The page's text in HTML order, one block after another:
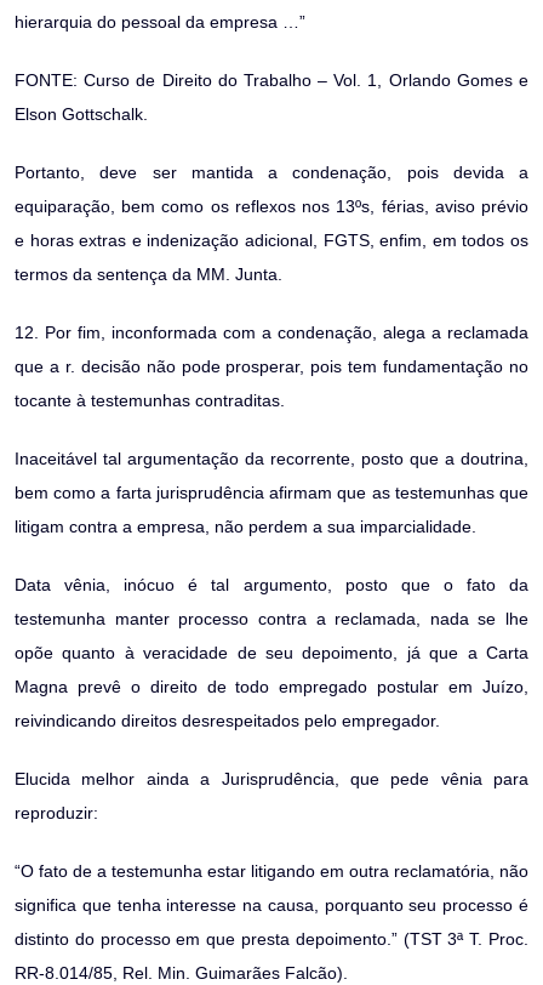
hierarquia do pessoal da empresa …”
FONTE: Curso de Direito do Trabalho – Vol. 1, Orlando Gomes e
Elson Gottschalk.
Portanto, deve ser mantida a condenação, pois devida a
equiparação, bem como os reflexos nos 13ºs, férias, aviso prévio
e horas extras e indenização adicional, FGTS, enfim, em todos os
termos da sentença da MM. Junta.
12. Por fim, inconformada com a condenação, alega a reclamada
que a r. decisão não pode prosperar, pois tem fundamentação no
tocante à testemunhas contraditas.
Inaceitável tal argumentação da recorrente, posto que a doutrina,
bem como a farta jurisprudência afirmam que as testemunhas que
litigam contra a empresa, não perdem a sua imparcialidade.
Data vênia, inócuo é tal argumento, posto que o fato da
testemunha manter processo contra a reclamada, nada se lhe
opõe quanto à veracidade de seu depoimento, já que a Carta
Magna prevê o direito de todo empregado postular em Juízo,
reivindicando direitos desrespeitados pelo empregador.
Elucida melhor ainda a Jurisprudência, que pede vênia para
reproduzir:
“O fato de a testemunha estar litigando em outra reclamatória, não
significa que tenha interesse na causa, porquanto seu processo é
distinto do processo em que presta depoimento.” (TST 3ª T. Proc.
RR-8.014/85, Rel. Min. Guimarães Falcão).